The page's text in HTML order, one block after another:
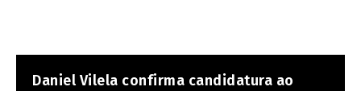
Daniel Vilela confirma candidatura ao